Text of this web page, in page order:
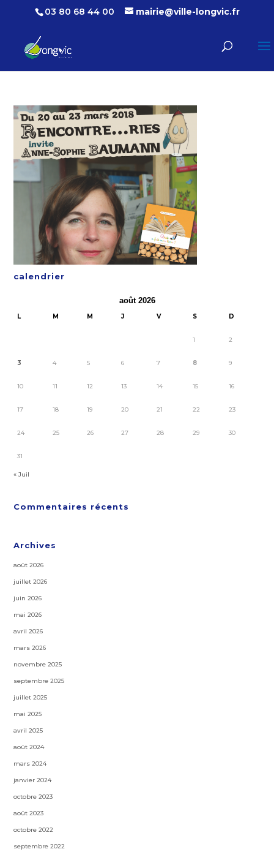
03 80 68 44 00 mairie@ville-longvic.fr
calendrier
août 2026
L M M J V S D
1 2
3 4 5 6 7 8 9
10 11 12 13 14 15 16
17 18 19 20 21 22 23
24 25 26 27 28 29 30
31
« Juil
Commentaires récents
Archives
août 2026
juillet 2026
juin 2026
mai 2026
avril 2026
mars 2026
novembre 2025
septembre 2025
juillet 2025
mai 2025
avril 2025
août 2024
mars 2024
janvier 2024
octobre 2023
août 2023
octobre 2022
septembre 2022